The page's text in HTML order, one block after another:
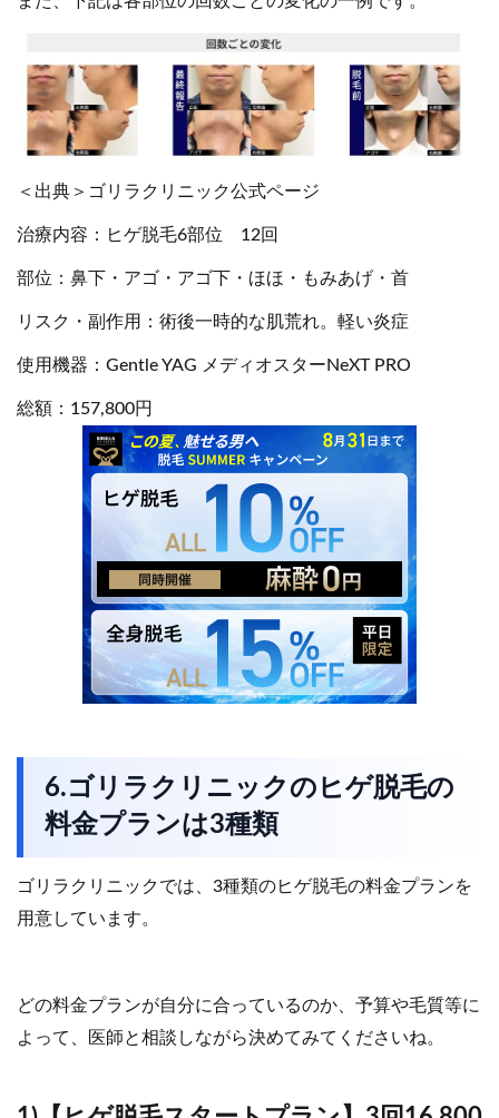
＜出典＞ゴリラクリニック公式ページ
治療内容：ヒゲ脱毛6部位 12回
部位：鼻下・アゴ・アゴ下・ほほ・もみあげ・首
リスク・副作用：術後一時的な肌荒れ。軽い炎症
使用機器：Gentle YAG メディオスターNeXT PRO
総額：157,800円
6.ゴリラクリニックのヒゲ脱毛の
料金プランは3種類
ゴリラクリニックでは、3種類のヒゲ脱毛の料金プランを
用意しています。
どの料金プランが自分に合っているのか、予算や毛質等に
よって、医師と相談しながら決めてみてくださいね。